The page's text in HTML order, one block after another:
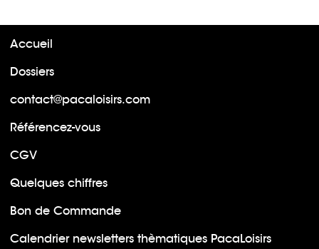
Accueil
Dossiers
contact@pacaloisirs.com
Référencez-vous
CGV
Quelques chiffres
Bon de Commande
Calendrier newsletters thèmatiques PacaLoisirs